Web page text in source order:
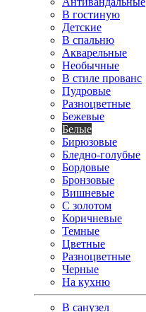
В гостиную
Детские
В спальню
Акварельные
Необычные
В стиле прованс
Пудровые
Разноцветные
Бежевые
Белые
Бирюзовые
Бледно-голубые
Бордовые
Бронзовые
Вишневые
С золотом
Коричневые
Темные
Цветные
Разноцветные
Черные
На кухню
В санузел